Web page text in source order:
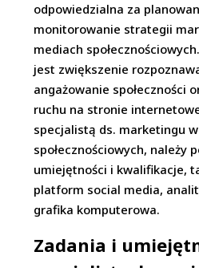
odpowiedzialna za
monitorowanie strategii
mediach
jest zwiększenie
angażowanie społeczności
ruchu na stronie
specjalistą ds. marketingu
społecznościowych, należy
umiejętności i kwalifikacje,
platform social media,
grafika komputerowa.
Zadania i